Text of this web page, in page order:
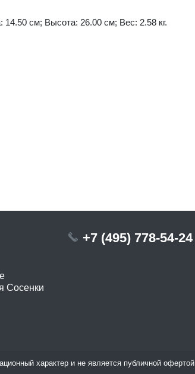
см; Высота: 26.00 см; Вес: 2.58 кг.
Сосенки
+7 (495) 778-54-24
характер и не является публичной офертой